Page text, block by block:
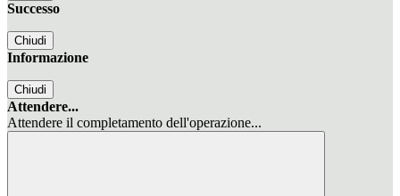
Successo
Chiudi
Informazione
Chiudi
Attendere...
Attendere il completamento dell'operazione...